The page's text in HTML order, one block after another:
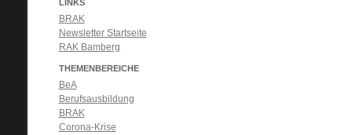
LINKS
BRAK
Newsletter Startseite
RAK Bamberg
THEMENBEREICHE
BeA
Berufsausbildung
BRAK
Corona-Krise